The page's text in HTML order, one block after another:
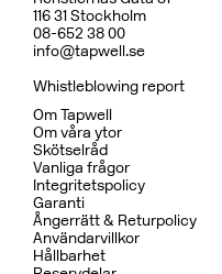
Koppar
BOX7200 ED2 Black Chrome
CR MB
Pris 29995 kr